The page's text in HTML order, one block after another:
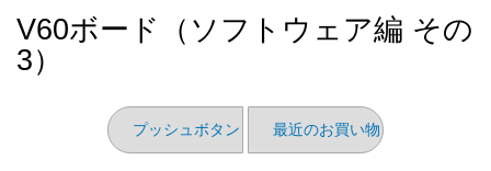
ン EMILY Board
Universal Monitor
コネクタ資料集
このサイトについて
V60ボード（ソフトウェア編 その
3）
プッシュボタン 最近のお買い物（2025/08）